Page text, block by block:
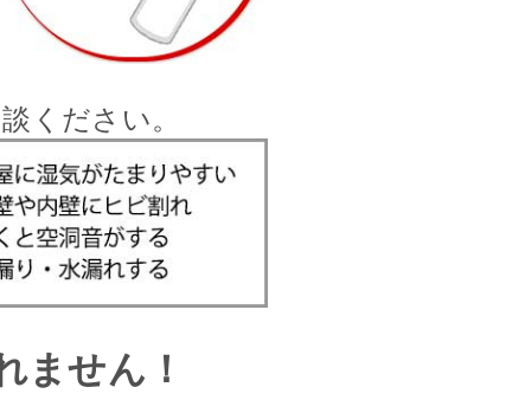
ください。
ません！